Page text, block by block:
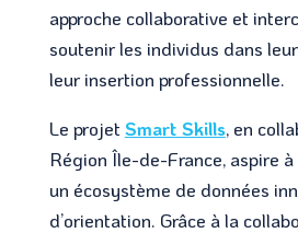
approche collaborative et
soutenir les individus dans
leur insertion professionnelle.
Le projet Smart Skills, en
Région Île-de-France, aspire
un écosystème de données
d’orientation. Grâce à la